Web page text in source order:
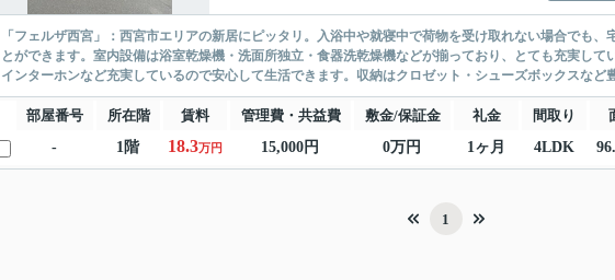
「フェルザ西宮」：西宮市エリアの新居にピッタリ。入浴中や就寝中で荷物を受け取れない場合でも
とができます。室内設備は浴室乾燥機・洗面所独立・食器洗乾燥機などが揃っており、とても充実し
インターホンなど充実しているので安心して生活できます。収納はクロゼット・シューズボックスなど
部屋番号 所在階 賃料 管理費・共益費 敷金/保証金 礼金 間取り
-
1階 18.3万円 15,000円 0万円 1ヶ月 4LDK
1